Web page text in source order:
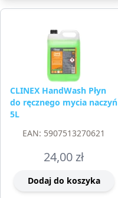
CLINEX HandWash Płyn
do ręcznego mycia naczyń
5L
EAN: 5907513270621
24,00zł
Dodaj do koszyka